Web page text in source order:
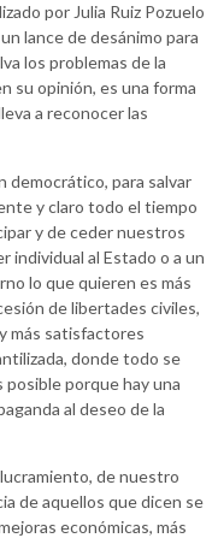
por Julia Ruiz Pozuelo
lance de desánimo para
los problemas de la
su opinión, es una forma
a reconocer las
democrático, para salvar
y claro todo el tiempo
y de ceder nuestros
individual al Estado o a un
lo que quieren es más
de libertades civiles,
más satisfactores
donde todo se
porque hay una
al deseo de la
de nuestro
de aquellos que dicen se
económicas, más